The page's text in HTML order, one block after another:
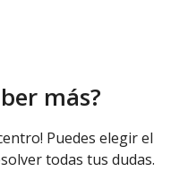
más?
Puedes elegir el
todas tus dudas.